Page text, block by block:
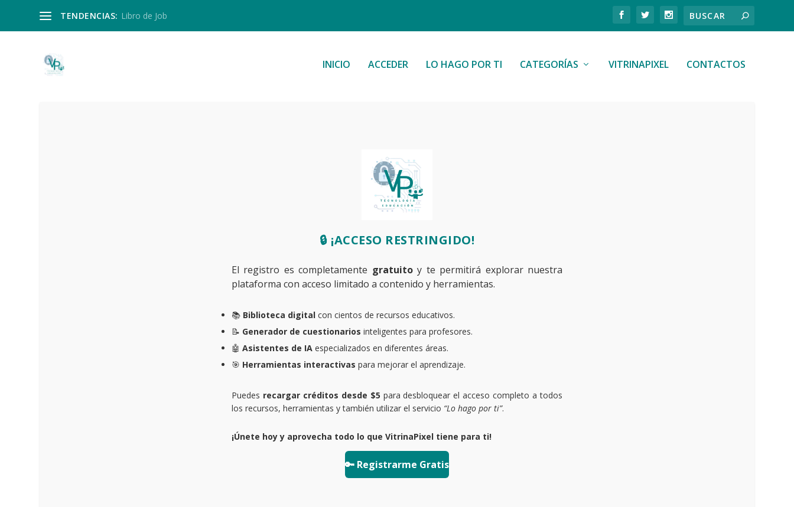
TENDENCIAS: Libro de Job
INICIO ACCEDER LO HAGO POR TI CATEGORÍAS VITRINAPIXEL CONTACTOS
🔒 ¡ACCESO RESTRINGIDO!
El registro es completamente gratuitoy te permitirá explorar nuestra
plataforma con acceso limitado a contenido y herramientas.
📚 Biblioteca digital con cientos de recursos educativos.
📝 Generador de cuestionarios inteligentes para profesores.
🤖 Asistentes de IA especializados en diferentes áreas.
🎯 Herramientas interactivas para mejorar el aprendizaje.
Puedes recargar créditos desde $5 para desbloquear el acceso completo a todos
los recursos, herramientas y también utilizar el servicio “Lo hago por ti”.
¡Únete hoy y aprovecha todo lo que VitrinaPixel tiene para ti!
🔑 Registrarme Gratis